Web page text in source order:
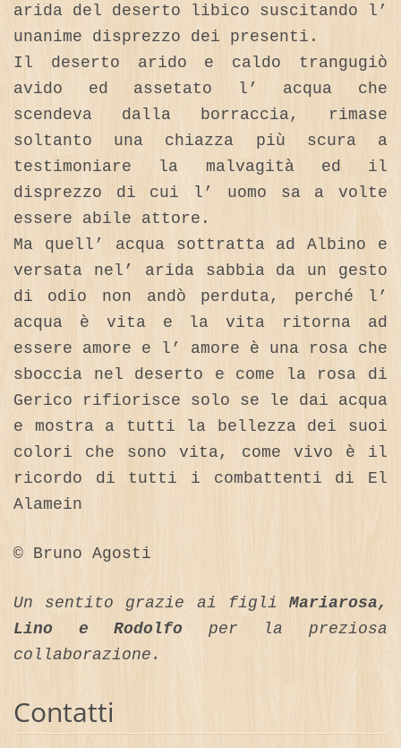
arida del deserto libico suscitando l’
unanime disprezzo dei presenti.
Il deserto arido e caldo trangugiò
avido ed assetato l’ acqua che
scendeva dalla borraccia, rimase
soltanto una chiazza più scura a
testimoniare la malvagità ed il
disprezzo di cui l’ uomo sa a volte
essere abile attore.
Ma quell’ acqua sottratta ad Albino e
versata nel’ arida sabbia da un gesto
di odio non andò perduta, perché l’
acqua è vita e la vita ritorna ad
essere amore e l’ amore è una rosa che
sboccia nel deserto e come la rosa di
Gerico rifiorisce solo se le dai acqua
e mostra a tutti la bellezza dei suoi
colori che sono vita, come vivo è il
ricordo di tutti i combattenti di El
Alamein
© Bruno Agosti
Un sentito grazie ai figliMariarosa,
Lino e Rodolfo per la preziosa
collaborazione.
Contatti